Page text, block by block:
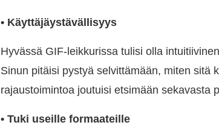
• Käyttäjäystävällisyys
Hyvässä GIF-leikkurissa tulisi olla
Sinun pitäisi pystyä selvittämään, miten sitä
rajaustoimintoa joutuisi etsimään sekavasta
• Tuki useille formaateille